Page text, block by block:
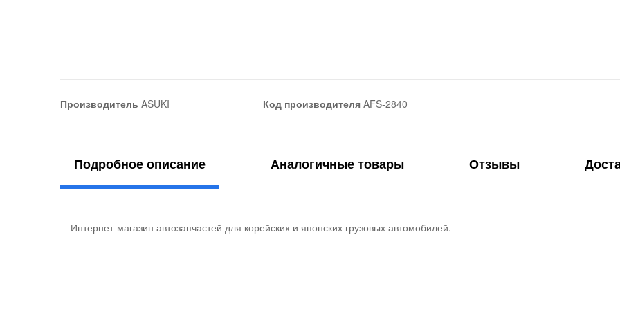
Производитель ASUKI Код производителяAFS-2840
Подробное описание Аналогичные товары Отзывы
Интернет-магазин автозапчастей для корейских и японских грузовых автомобилей.